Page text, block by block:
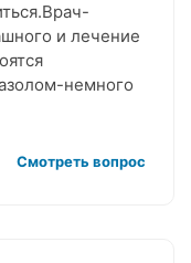
и лечение
немного
Смотреть вопрос